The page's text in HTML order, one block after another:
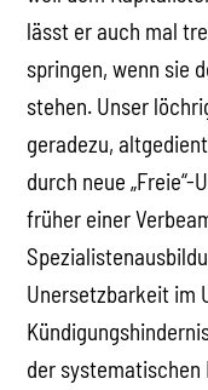
lässt er auch mal
springen, wenn sie
stehen. Unser
geradezu,
durch neue
früher einer
Unersetzbarkeit im
der